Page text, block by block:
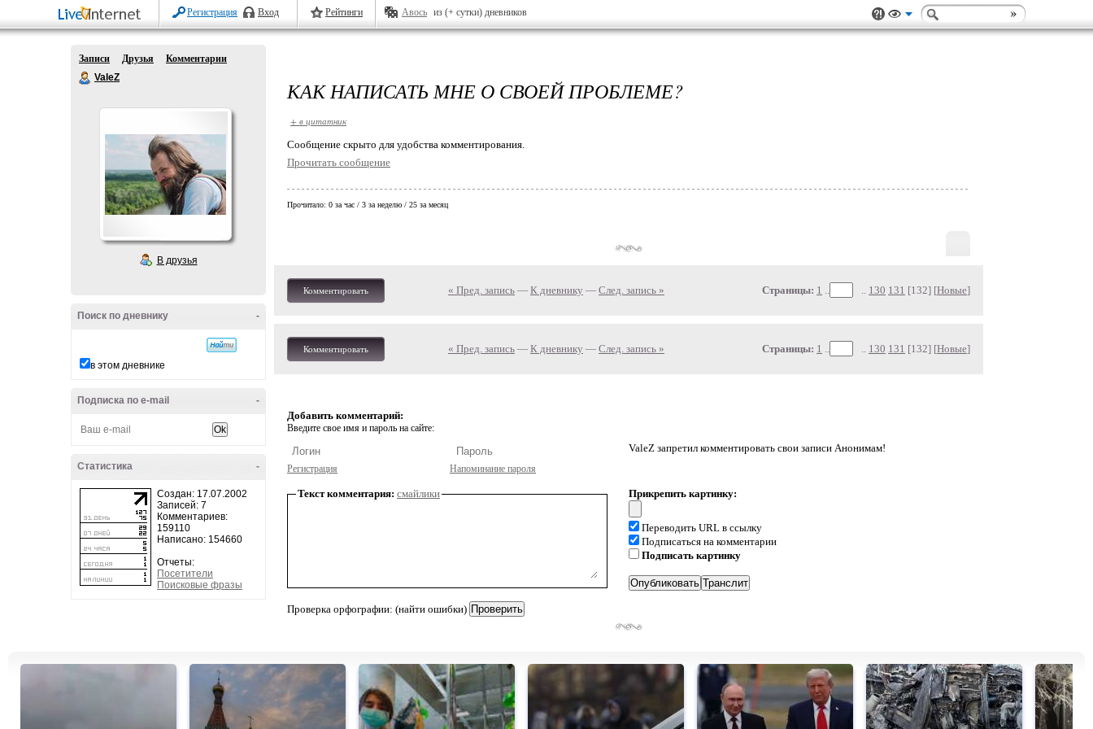
Регистрация Вход Рейтинги Авось из (+ сутки) дневников
Записи Друзья
Комментарии
ValeZ
В друзья
-
Поиск по дневнику
в этом дневнике
-
Подписка по e-mail
-
Статистика
Создан: 17.07.2002
Записей: 7
Комментариев:
159110
Написано: 154660
Отчеты:
Посетители
Поисковые фразы
КАК НАПИСАТЬ МНЕ О СВОЕЙ ПРОБЛЕМЕ?
+ в цитатник
Cообщение скрыто для удобства комментирования.
Прочитать сообщение
Прочитало: 0 за час / 3 за неделю / 25 за месяц
Комментировать « Пред. запись — К дневнику — След. запись » Страницы: 1 .. .. 130 131 [132] [Новые]
Комментировать « Пред. запись — К дневнику — След. запись » Страницы: 1 .. .. 130 131 [132] [Новые]
Добавить комментарий:
Введите свое имя и пароль на сайте:
Регистрация Напоминание пароля
ValeZ запретил комментировать свои записи Анонимам!
Текст комментария: смайлики
Проверка орфографии: (найти ошибки)
Прикрепить картинку:
Переводить URL в ссылку
Подписаться на комментарии
Подписать картинку